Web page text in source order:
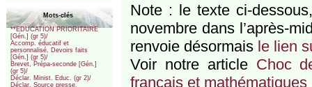
Mots-clés
**EDUCATION PRIORITAIRE
[Gén.] (gr 5)/
Accomp. éducatif et
personnalisé, Devoirs faits
[Gén.] (gr 5)/
Brevet, Prépa-seconde [Gén.]
(gr 5)/
Déclar. Minist. Educ. (gr 2)/
Déclar. Source presse,
Note : le texte ci-
novembre dans l’après-
renvoie désormais le lien
Voir notre article Choc
français et